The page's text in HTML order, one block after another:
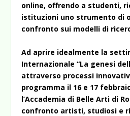
online, offrendo a studenti,
istituzioni uno strumento di
confronto sui modelli di
Ad aprire idealmente la
Internazionale “La genesi
attraverso processi
programma il 16 e 17
l’Accademia di Belle Arti di
confronto artisti, studiosi e